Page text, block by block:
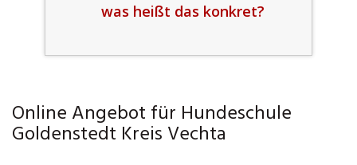
was heißt das konkret?
Online Angebot für Hundeschule
Goldenstedt Kreis Vechta